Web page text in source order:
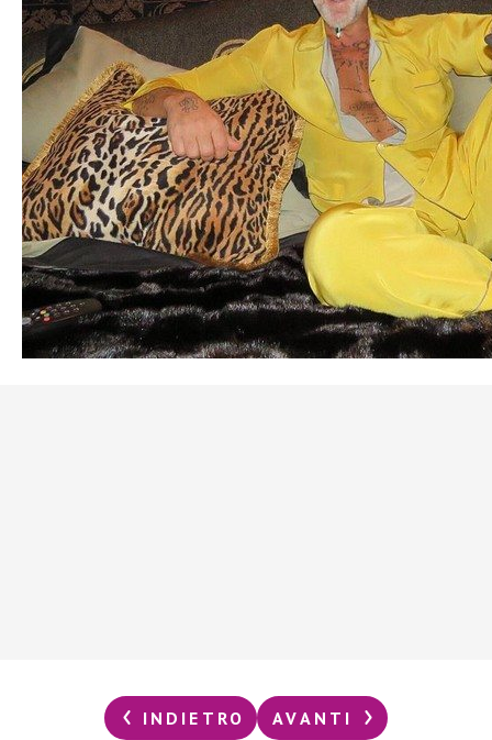
INDIETRO AVANTI